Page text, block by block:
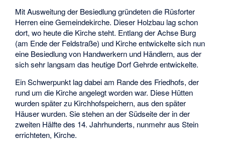
Mit Ausweitung der Besiedlung gründeten die Rüsforter
Herren eine Gemeindekirche. Dieser Holzbau lag schon
dort, wo heute die Kirche steht. Entlang der Achse Burg
(am Ende der Feldstraße) und Kirche entwickelte sich nun
eine Besiedlung von Handwerkern und Händlern, aus der
sich sehr langsam das heutige Dorf Gehrde entwickelte.
Ein Schwerpunkt lag dabei am Rande des Friedhofs, der
rund um die Kirche angelegt worden war. Diese Hütten
wurden später zu Kirchhofspeichern, aus den später
Häuser wurden. Sie stehen an der Südseite der in der
zweiten Hälfte des 14. Jahrhunderts, nunmehr aus Stein
errichteten, Kirche.